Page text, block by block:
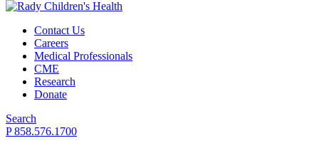
Contact Us
Careers
Medical Professionals
CME
Research
Donate
Search
P 858.576.1700